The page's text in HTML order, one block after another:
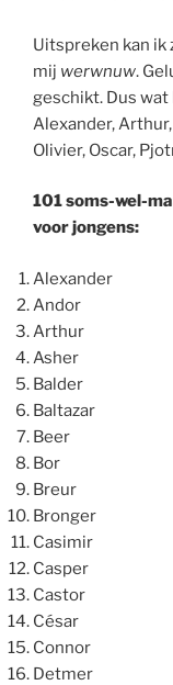
Uitspreken kan ik
mij werwnuw.
geschikt. Dus
Alexander,
Olivier, Oscar,
101 soms-wel-
voor jongens:
Alexander
Andor
Arthur
Asher
Balder
Baltazar
Beer
Bor
Breur
Bronger
Casimir
Casper
Castor
César
Connor
Detmer